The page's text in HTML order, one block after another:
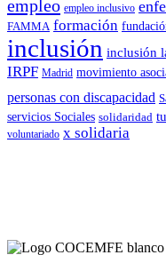
empleo empleo inclusivo
FAMMA formación
inclusión inclusión
IRPF Madrid movimiento
personas con discapacidad
servicios Sociales solidaridad
voluntariado x solidaria